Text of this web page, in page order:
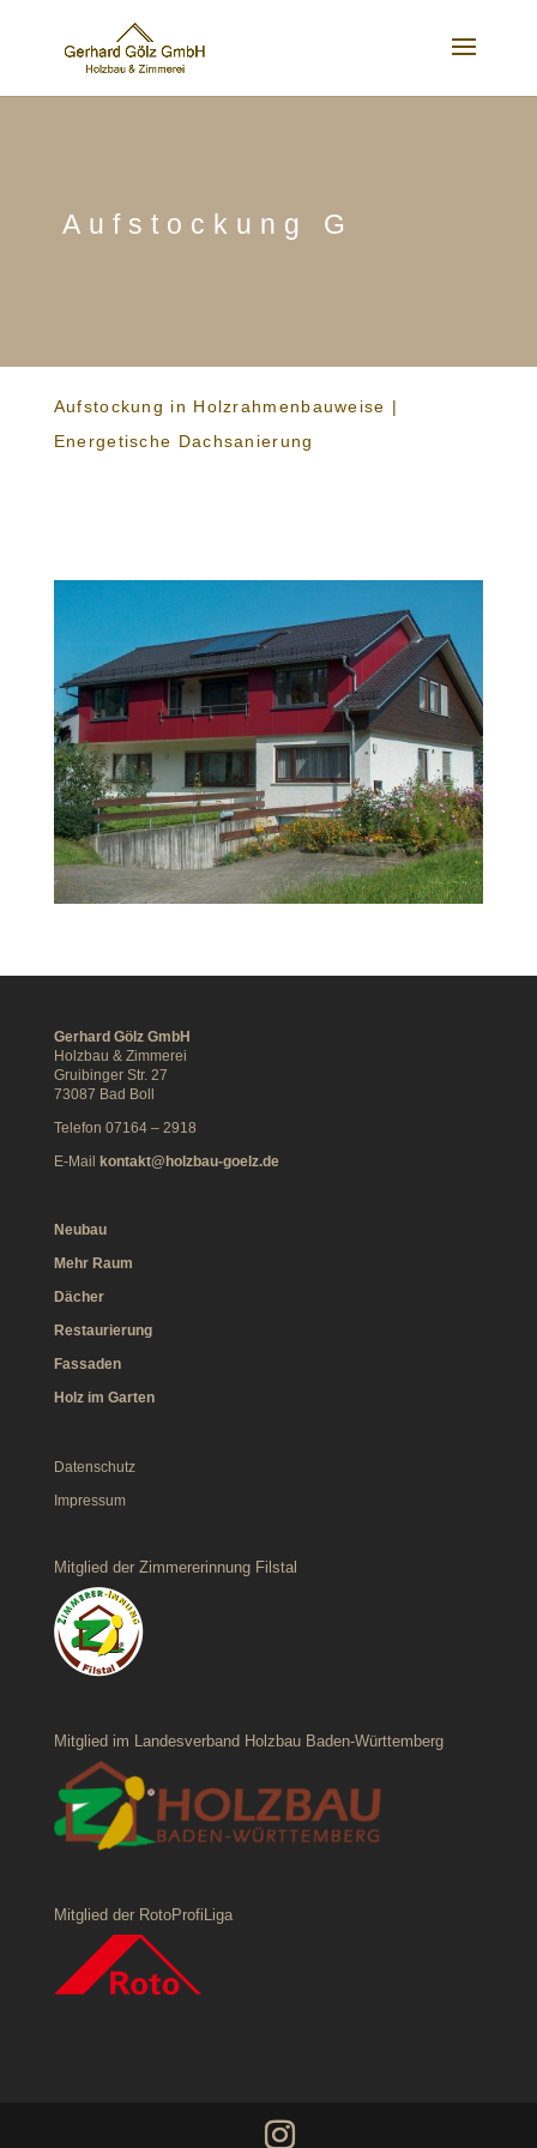
Aufstockung G
Aufstockung in Holzrahmenbauweise |
Energetische Dachsanierung
Gerhard Gölz GmbH
Holzbau & Zimmerei
Gruibinger Str. 27
73087 Bad Boll
Telefon 07164 – 2918
E-Mail
kontakt@holzbau-goelz.de
Neubau
Mehr Raum
Dächer
Restaurierung
Fassaden
Holz im Garten
Datenschutz
Impressum
Mitglied der Zimmererinnung Filstal
Mitglied im Landesverband Holzbau Baden-Württemberg
Mitglied der RotoProfiLiga